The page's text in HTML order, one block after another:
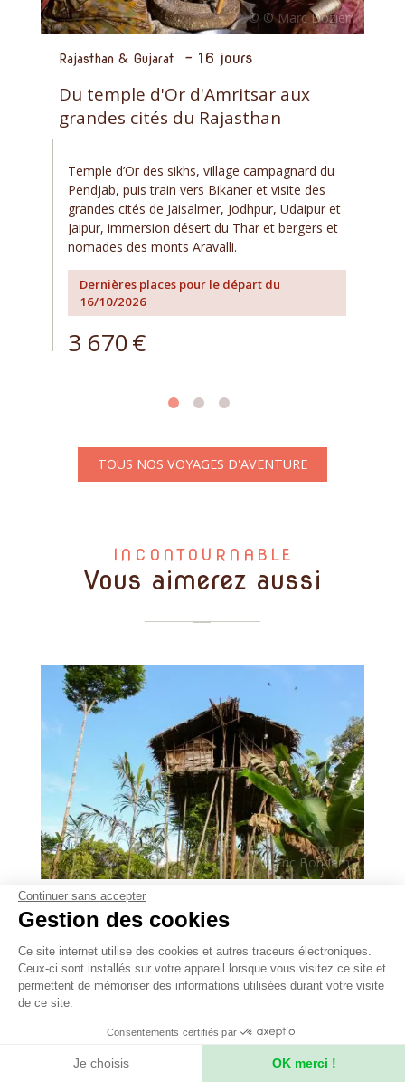
Rajasthan & Gujarat - 16 jours
Du temple d'Or d'Amritsar aux
grandes cités du Rajasthan
Temple d’Or des sikhs, village campagnard du
Pendjab, puis train vers Bikaner et visite des
grandes cités de Jaisalmer, Jodhpur, Udaipur et
Jaipur, immersion désert du Thar et bergers et
nomades des monts Aravalli.
Dernières places pour le départ du
16/10/2026
3 670€
TOUS NOS VOYAGES D'AVENTURE
INCONTOURNABLE
Vous aimerez aussi
Papouasie indonésienne
Dani et Baliem Valley Festival
différents : les Korowai au cœur de la forêt
montagnarde de Baliem, au moment du
Continuer sans accepter
Gestion des cookies
Ce site internet utilise des cookies et autres traceurs électroniques.
Ceux-ci sont installés sur votre appareil lorsque vous visitez ce site et
permettent de mémoriser des informations utilisées durant votre visite
de ce site.
Consentements certifiés par
Je choisis OK merci !